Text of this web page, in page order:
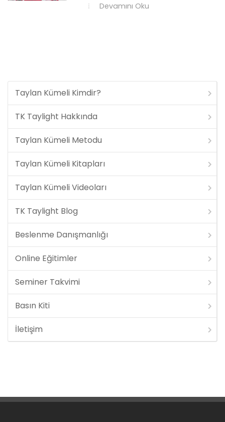
Devamını Oku
Taylan Kümeli Kimdir?
TK Taylight Hakkında
Taylan Kümeli Metodu
Taylan Kümeli Kitapları
Taylan Kümeli Videoları
TK Taylight Blog
Beslenme Danışmanlığı
Online Eğitimler
Seminer Takvimi
Basın Kiti
İletişim